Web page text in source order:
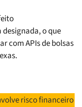
o que
com APIs de bolsas
risco financeiro